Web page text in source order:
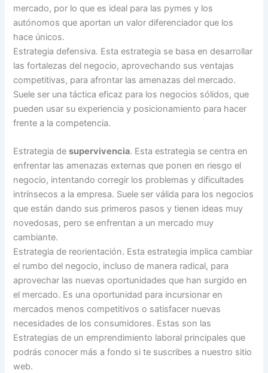
mercado, por lo que es ideal para las pymes y los
autónomos que aportan un valor diferenciador que los
hace únicos.
Estrategia defensiva. Esta estrategia se basa en desarrollar
las fortalezas del negocio, aprovechando sus ventajas
competitivas, para afrontar las amenazas del mercado.
Suele ser una táctica eficaz para los negocios sólidos, que
pueden usar su experiencia y posicionamiento para hacer
frente a la competencia.
Estrategia desupervivencia. Esta estrategia se centra en
enfrentar las amenazas externas que ponen en riesgo el
negocio, intentando corregir los problemas y dificultades
intrínsecos a la empresa. Suele ser válida para los negocios
que están dando sus primeros pasos y tienen ideas muy
novedosas, pero se enfrentan a un mercado muy
cambiante.
Estrategia de reorientación. Esta estrategia implica cambiar
el rumbo del negocio, incluso de manera radical, para
aprovechar las nuevas oportunidades que han surgido en
el mercado. Es una oportunidad para incursionar en
mercados menos competitivos o satisfacer nuevas
necesidades de los consumidores. Estas son las
Estrategias de un emprendimiento laboral principales que
podrás conocer más a fondo si te suscribes a nuestro sitio
web.